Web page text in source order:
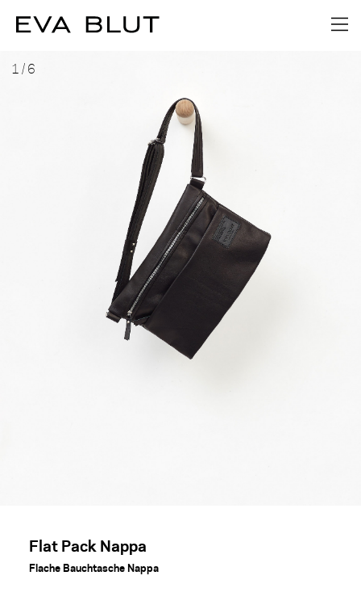
1 / 6
Flat Pack Nappa
Flache Bauchtasche Nappa